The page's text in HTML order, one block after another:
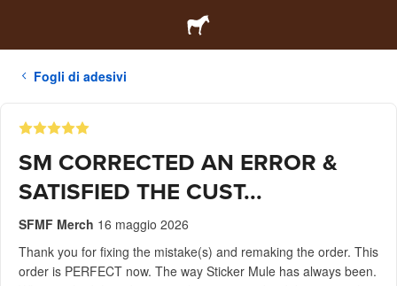
Fogli di adesivi
SM CORRECTED AN ERROR &
SATISFIED THE CUST...
SFMF Merch 16 maggio 2026
Thank you for fixing the mistake(s) and remaking the order. This
order is PERFECT now. The way Sticker Mule has always been.